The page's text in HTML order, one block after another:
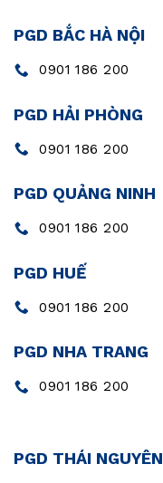
PGD BẮC HÀ NỘI
0901 186 200
PGD HẢI PHÒNG
0901 186 200
PGD QUẢNG NINH
0901 186 200
PGD HUẾ
0901 186 200
PGD NHA TRANG
0901 186 200
PGD THÁI NGUYÊN